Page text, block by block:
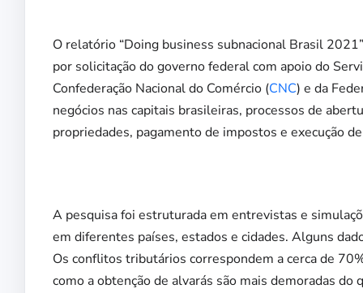
O relatório “Doing business subnacional Brasil
por solicitação do governo federal com apoio do
Confederação Nacional do Comércio (CNC) e da
negócios nas capitais brasileiras, processos de
propriedades, pagamento de impostos e execução
A pesquisa foi estruturada em entrevistas e
em diferentes países, estados e cidades. Alguns
Os conflitos tributários correspondem a cerca de
como a obtenção de alvarás são mais demoradas do